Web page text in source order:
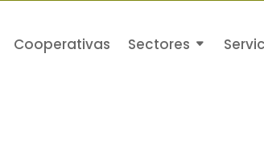
Cooperativas Sectores